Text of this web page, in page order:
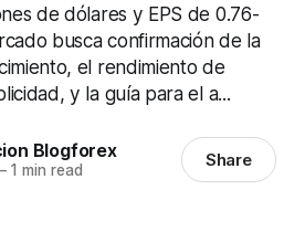
de dólares y EPS de 0.76-
busca confirmación de la
el rendimiento de
y la guía para el a...
Blogforex
1 min read Share